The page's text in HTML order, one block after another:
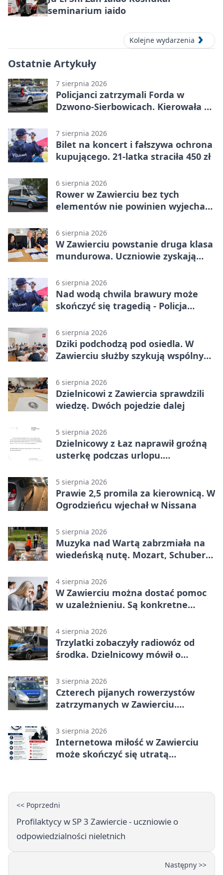
seminarium iaido
Kolejne wydarzenia
Ostatnie Artykuły
7 sierpnia 2026
Policjanci zatrzymali Forda w
Dzwono-Sierbowicach. Kierowała po
7 sierpnia 2026
Bilet na koncert i fałszywa ochrona
kupującego. 21-latka straciła 450 zł
6 sierpnia 2026
Rower w Zawierciu bez tych
elementów nie powinien wyjechać
6 sierpnia 2026
W Zawierciu powstanie druga klasa
mundurowa. Uczniowie zyskają
6 sierpnia 2026
Nad wodą chwila brawury może
skończyć się tragedią - Policja
6 sierpnia 2026
Dziki podchodzą pod osiedla. W
Zawierciu służby szykują wspólny
6 sierpnia 2026
Dzielnicowi z Zawiercia sprawdzili
wiedzę. Dwóch pojedzie dalej
5 sierpnia 2026
Dzielnicowy z Łaz naprawił groźną
usterkę podczas urlopu.
5 sierpnia 2026
Prawie 2,5 promila za kierownicą. W
Ogrodzieńcu wjechał w Nissana
5 sierpnia 2026
Muzyka nad Wartą zabrzmiała na
wiedeńską nutę. Mozart, Schubert i
4 sierpnia 2026
W Zawierciu można dostać pomoc
w uzależnieniu. Są konkretne
4 sierpnia 2026
Trzylatki zobaczyły radiowóz od
środka. Dzielnicowy mówił o
3 sierpnia 2026
Czterech pijanych rowerzystów
zatrzymanych w Zawierciu.
3 sierpnia 2026
Internetowa miłość w Zawierciu
może skończyć się utratą
<< Poprzedni
Profilaktycy w SP 3 Zawiercie - uczniowie o
odpowiedzialności nieletnich
Następny >>